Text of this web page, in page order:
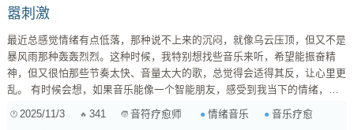
嚣刺激
最近总感觉情绪有点低落，那种说不上来的沉闷，就像乌云压顶，但又不是
暴风雨那种轰轰烈烈。这种时候，我特别想找些音乐来听，希望能振奋精
神，但又很怕那些节奏太快、音量太大的歌，总觉得会适得其反，让心里更
乱。 有时候会想，如果音乐能像一个智能朋友，感受到我当下的情绪，然
润物细无声地融入生活，在不经意间给我力量和慰藉。这真的会是现代人精
2025/11/3 341 音符疗愈师 情绪音乐
音乐疗愈